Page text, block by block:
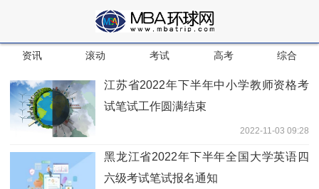
资讯 滚动 考试 高考 综合
江苏省2022年下半年中小学教师资格考
试笔试工作圆满结束
2022-11-03 09:28
黑龙江省2022年下半年全国大学英语四
六级考试笔试报名通知